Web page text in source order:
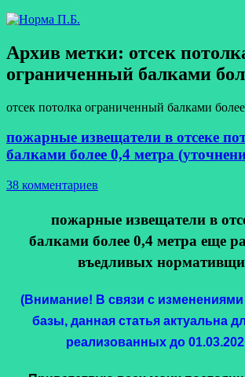
Архив метки: отсек
ограниченный балками
отсек потолка ограниченный балками
пожарные извещатели в отсеке
балками более 0,4 метра
38 комментариев
пожарные извещатели в
балками более 0,4 метра еще
въедливых
(Внимание! В связи с
базы, данная статья актуальна
реализованных до